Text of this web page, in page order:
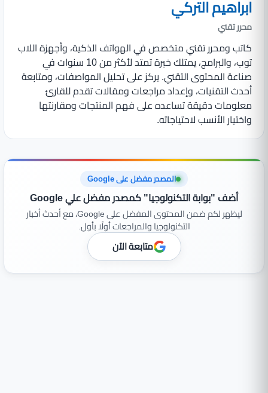
ابراهيم التركي
محرر تقني
كاتب ومحرر تقني متخصص في الهواتف الذكية، وأجهزة اللاب
توب، والبرامج، يمتلك خبرة تمتد لأكثر من 10 سنوات في
صناعة المحتوى التقني. يركز على تحليل المواصفات، ومتابعة
أحدث التقنيات، وإعداد مراجعات ومقالات تقدم للقارئ
معلومات دقيقة تساعده على فهم المنتجات ومقارنتها
واختيار الأنسب لاحتياجاته.
المصدر مفضل على Google
أضف "بوابة التكنولوجيا" كمصدر مفضل علي Google
ليظهر لكم ضمن المحتوى المفضل على Google، مع أحدث أخبار
التكنولوجيا والمراجعات أولًا بأول.
متابعة الآن